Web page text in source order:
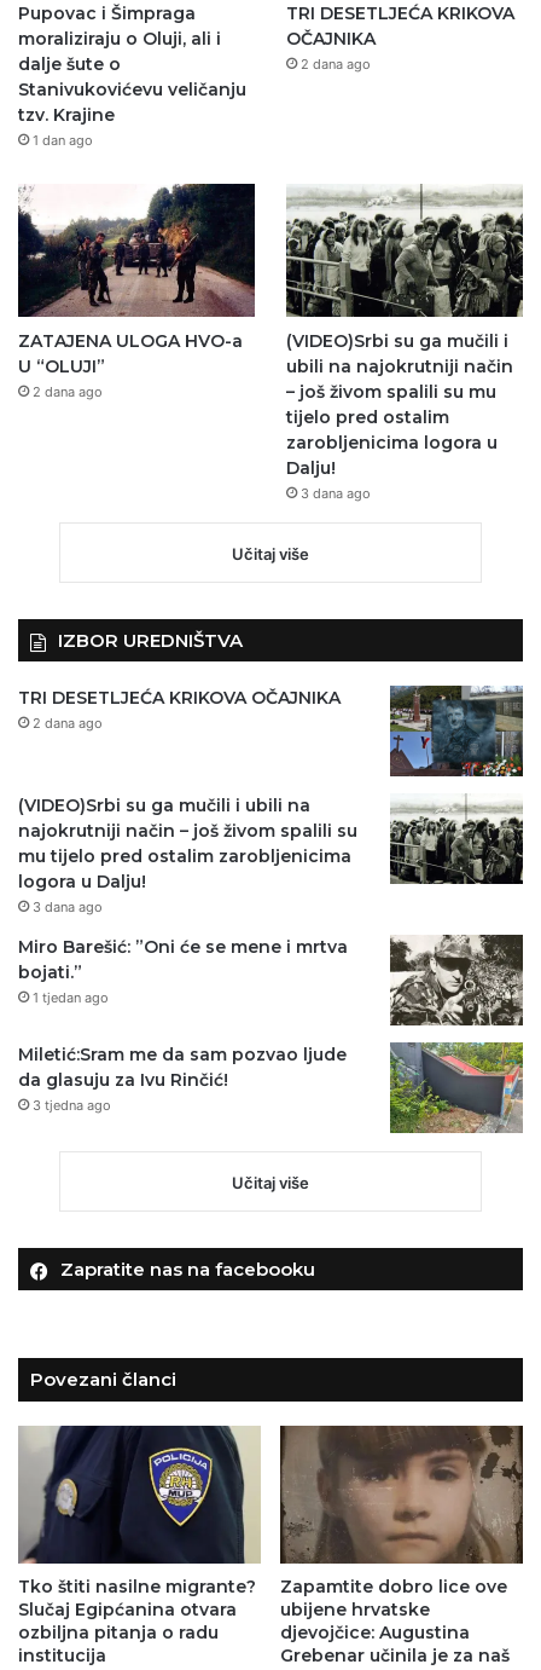
Pupovac i Šimpraga
moraliziraju o Oluji, ali i
dalje šute o
Stanivukovićevu veličanju
tzv. Krajine
1 dan ago
TRI DESETLJEĆA KRIKOVA
OČAJNIKA
2 dana ago
ZATAJENA ULOGA HVO-a
U “OLUJI”
2 dana ago
(VIDEO)Srbi su ga mučili i
ubili na najokrutniji način
– još živom spalili su mu
tijelo pred ostalim
zarobljenicima logora u
Dalju!
3 dana ago
Učitaj više
IZBOR UREDNIŠTVA
TRI DESETLJEĆA KRIKOVA OČAJNIKA
2 dana ago
(VIDEO)Srbi su ga mučili i ubili na
najokrutniji način – još živom spalili su
mu tijelo pred ostalim zarobljenicima
logora u Dalju!
3 dana ago
Miro Barešić: ”Oni će se mene i mrtva
bojati.”
1 tjedan ago
Miletić:Sram me da sam pozvao ljude
da glasuju za Ivu Rinčić!
3 tjedna ago
Učitaj više
Zapratite nas na facebooku
Povezani članci
Tko štiti nasilne migrante?
Slučaj Egipćanina otvara
ozbiljna pitanja o radu
institucija
Zapamtite dobro lice ove
ubijene hrvatske
djevojčice: Augustina
Grebenar učinila je za naš